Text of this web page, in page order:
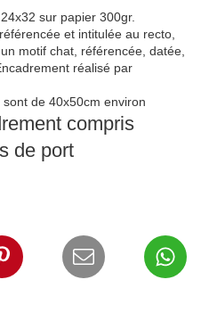
sur papier 300gr.
et intitulée au recto,
motif chat, référencée, datée,
réalisé par
de 40x50cm environ
compris
de port